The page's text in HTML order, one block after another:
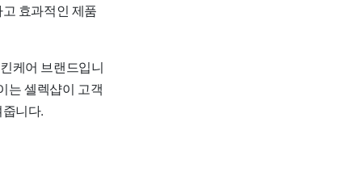
효과적인 제품
케어 브랜드입니
는 셀렉샵이 고객
니다.